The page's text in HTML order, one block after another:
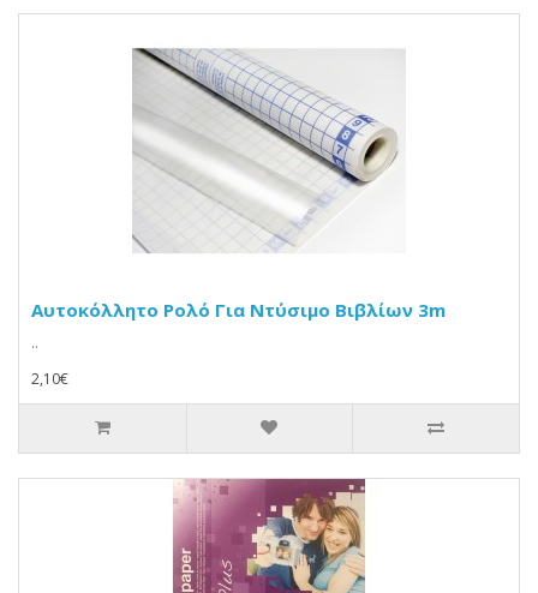
Αυτοκόλλητο Ρολό Για Ντύσιμο Βιβλίων 3m
..
2,10€